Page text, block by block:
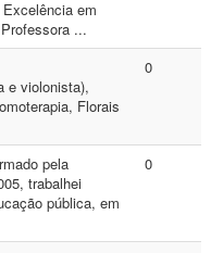
em
...
e violonista),
Florais
0
pela
trabalhei
pública, em
0